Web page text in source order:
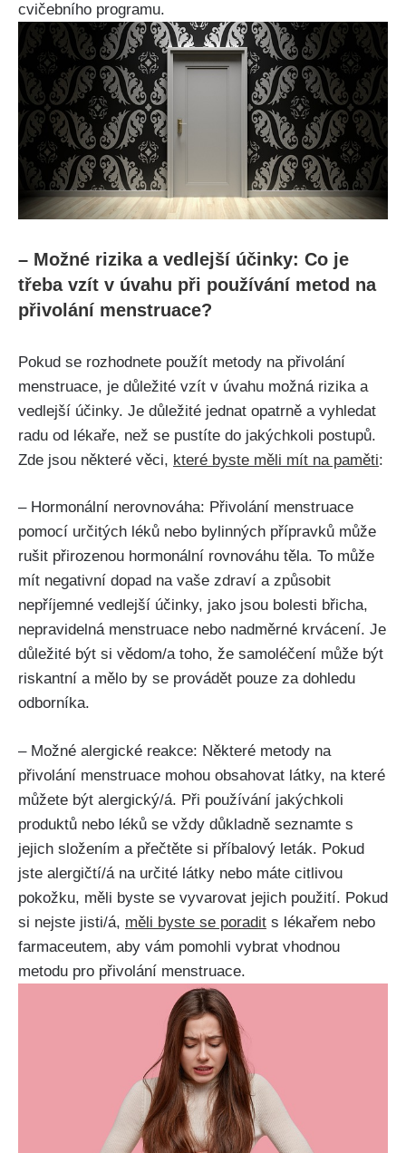
⁣cvičebního programu.
– Možné rizika a vedlejší účinky: Co je
třeba vzít‌ v úvahu při používání⁤ metod na
přivolání menstruace?
Pokud se rozhodnete použít ​metody ⁤na přivolání⁤
menstruace, je důležité vzít v ‍úvahu možná​ rizika a
vedlejší účinky. Je ‍důležité jednat opatrně a vyhledat
radu od lékaře, než se pustíte do‌ jakýchkoli postupů.
Zde jsou některé věci, které byste měli mít na paměti:
– Hormonální nerovnováha: Přivolání ⁣menstruace
pomocí⁤ určitých léků nebo bylinných přípravků může
rušit přirozenou hormonální rovnováhu těla. To ⁢může
mít negativní dopad na ⁢vaše zdraví a ‍způsobit
nepříjemné vedlejší účinky, jako jsou bolesti břicha,
nepravidelná menstruace nebo nadměrné krvácení. Je
důležité být si⁤ vědom/a toho, ⁢že samoléčení může být
riskantní a​ mělo by se provádět⁣ pouze‌ za dohledu
‌odborníka.
– Možné alergické reakce: Některé metody na
přivolání menstruace mohou obsahovat látky, na které
můžete být alergický/á. Při ​používání jakýchkoli
produktů nebo léků se vždy důkladně seznamte s
jejich složením a přečtěte⁢ si příbalový leták.⁢ Pokud
jste alergičtí/á na určité látky nebo máte‌ citlivou
pokožku, měli ⁣byste se vyvarovat jejich použití. Pokud
si nejste jisti/á, měli byste se poradit s lékařem⁢ nebo
farmaceutem, aby vám⁣ pomohli vybrat vhodnou
metodu pro přivolání menstruace.